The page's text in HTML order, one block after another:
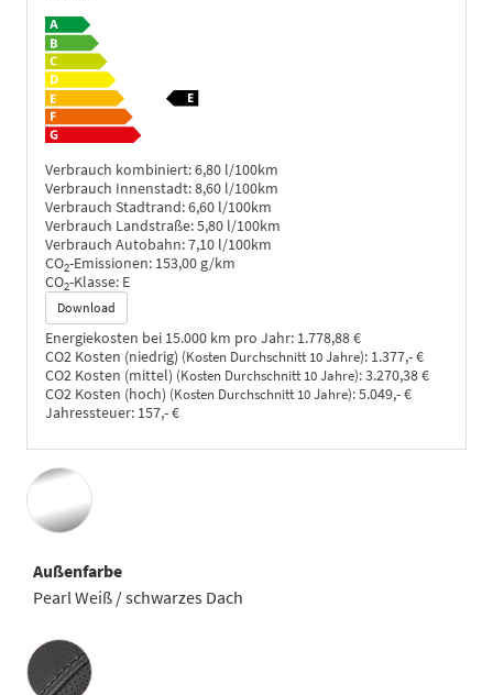
Verbrauch kombiniert:6,80 l/100km
Verbrauch Innenstadt:8,60 l/100km
Verbrauch Stadtrand:6,60 l/100km
Verbrauch Landstraße:5,80 l/100km
Verbrauch Autobahn:7,10 l/100km
CO2-Emissionen: 153,00 g/km
CO2-Klasse: E
Download
Energiekosten bei 15.000 km pro Jahr: 1.778,88 €
CO2 Kosten (niedrig) (Kosten Durchschnitt 10 Jahre): 1.377,- €
CO2 Kosten (mittel) (Kosten Durchschnitt 10 Jahre):3.270,38 €
CO2 Kosten (hoch) (Kosten Durchschnitt 10 Jahre):5.049,- €
Jahressteuer: 157,- €
Außenfarbe
Pearl Weiß / schwarzes Dach
Innenausstattung